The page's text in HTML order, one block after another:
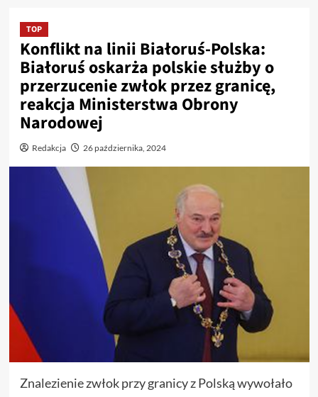
TOP
Konflikt na linii Białoruś-Polska:
Białoruś oskarża polskie służby o
przerzucenie zwłok przez granicę,
reakcja Ministerstwa Obrony
Narodowej
Redakcja 26 października, 2024
Znalezienie zwłok przy granicy z Polską wywołało